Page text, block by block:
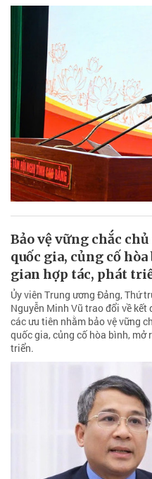
Bảo vệ vững chắc
quốc gia, củng cố
gian hợp tác, phát
Ủy viên Trung ương Đảng, Thứ
Nguyễn Minh Vũ trao đổi về
các ưu tiên nhằm bảo vệ vững
quốc gia, củng cố hòa bình,
triển.